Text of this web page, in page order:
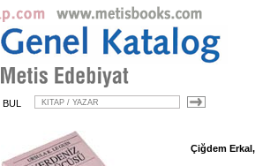
BUL
Çiğdem